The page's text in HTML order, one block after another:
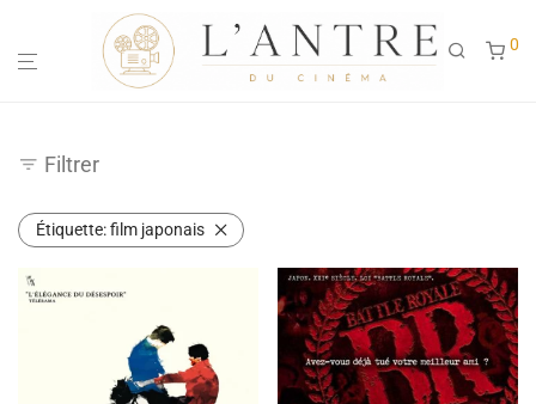
0
Filtrer
Étiquette:film japonais